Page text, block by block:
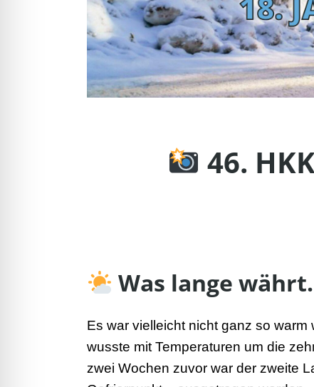
46.
Was lange
Es war vielleicht nicht ganz so
wusste mit Temperaturen um die
zwei Wochen zuvor war der zweite